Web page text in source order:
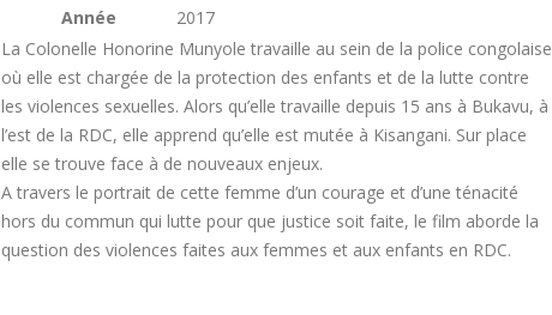
Année
2017
La Colonelle Honorine Munyole travaille au sein de la police congolaise
où elle est chargée de la protection des enfants et de la lutte contre
les violences sexuelles. Alors qu’elle travaille depuis 15 ans à Bukavu, à
l’est de la RDC, elle apprend qu’elle est mutée à Kisangani. Sur place
elle se trouve face à de nouveaux enjeux.
A travers le portrait de cette femme d’un courage et d’une ténacité
hors du commun qui lutte pour que justice soit faite, le film aborde la
question des violences faites aux femmes et aux enfants en RDC.